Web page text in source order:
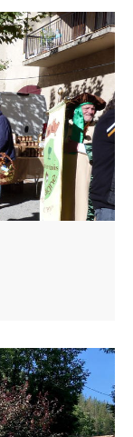
Train des
tra
l’association
: